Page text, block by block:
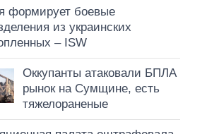
формирует боевые
из украинских
– ISW
Оккупанты атаковали БПЛА
рынок на Сумщине, есть
тяжелораненые